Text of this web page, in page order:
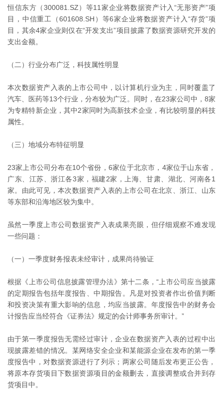
恒信东方（300081.SZ）等11家企业将数据资产计入“无形资产”项
目，中信重工（601608.SH）等6家企业将数据资产计入“存货”项
目，其余4家企业则仅在“开发支出”项目披露了数据资源研究开发的
支出金额。
（二）行业分布广泛，科技属性明显
本次数据资产入表的上市公司中，以计算机行业为主，同时覆盖了
汽车、医药等13个行业，分布较为广泛。同时，在23家公司中，8家
为专精特新企业，其中2家同时为高新技术企业，有比较明显的科技
属性。
（三）地域分布特征明显
23家上市公司分布在10个省份，6家位于北京市，4家位于山东省，
广东、江苏、浙江各3家，福建2家，上海、甘肃、湖北、河南各1
家。由此可见，本次数据资产入表的上市公司在北京、浙江、山东
等东部和沿海地区较为集中。
虽然一季度上市公司数据资产入表成果亮眼，但仔细观察不难发现
一些问题：
（一）一季度财务报表未经审计，成果尚待验证
根据《上市公司信息披露管理办法》第十二条，“上市公司应当披露
的定期报告包括年度报告、中期报告。凡是对投资者作出价值判断
和投资决策有重大影响的信息，均应当披露。年度报告中的财务会
计报告应当经符合《证券法》规定的会计师事务所审计。”
由于第一季度报告无需经过审计，企业在数据资产入表的过程中出
现披露差错的情况。某网络安全企业和某能源企业在发布的第一季
度报告中，对数据资源进行了列示；两家公司随后发布更正公告，
将原本存货项目下数据资源项目的金额删去，直接调整或合并到存
货项目中。